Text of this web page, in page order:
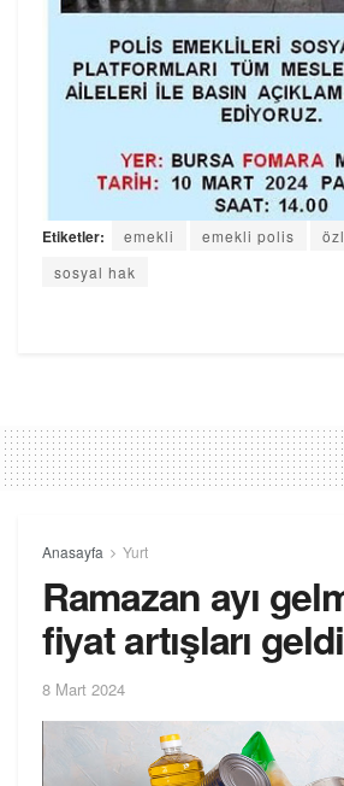
Etiketler: emekli emekli polis
sosyal hak
Anasayfa Yurt
Ramazan ayı
fiyat artışları geldi
8 Mart 2024